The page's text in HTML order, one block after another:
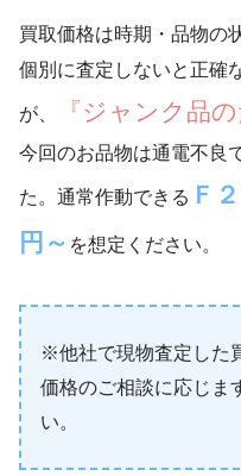
買取価格は時期・品物の
個別に査定しないと正確
が、 『ジャンク品
今回のお品物は通電不良
た。通常作動できる Ｆ
円～ を想定ください。
※他社で現物査定した
価格のご相談に応じま
い。